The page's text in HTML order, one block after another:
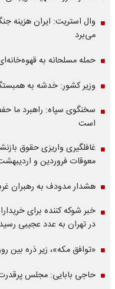
وال استریت: ایران هزینه
می‌برد
حمله مسلحانه به
وزیر کشور: خدشه به
سخنگوی سپاه: راهبرد ما
است
غافلگیری واریزی حقوق
معوقات فروردین و
هشدار مدودف به رهبران
خبر شوکه کننده برای
در تهران به عدد عجیبی رسید
«توافق مکه»، زیر ذره بین
حاجی بابایی: مجلس